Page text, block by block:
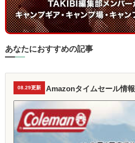
あなたにおすすめの記事
08.29更新 Amazonタイムセール情報